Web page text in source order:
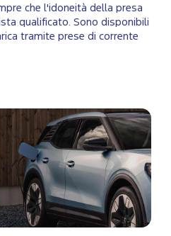
che l'idoneità della presa
qualificato. Sono disponibili
tramite prese di corrente